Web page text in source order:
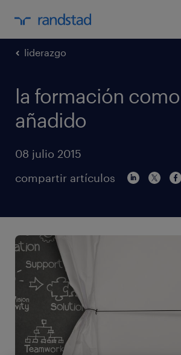
liderazgo
la formación
añadido
08 julio 2015
compartir artículos